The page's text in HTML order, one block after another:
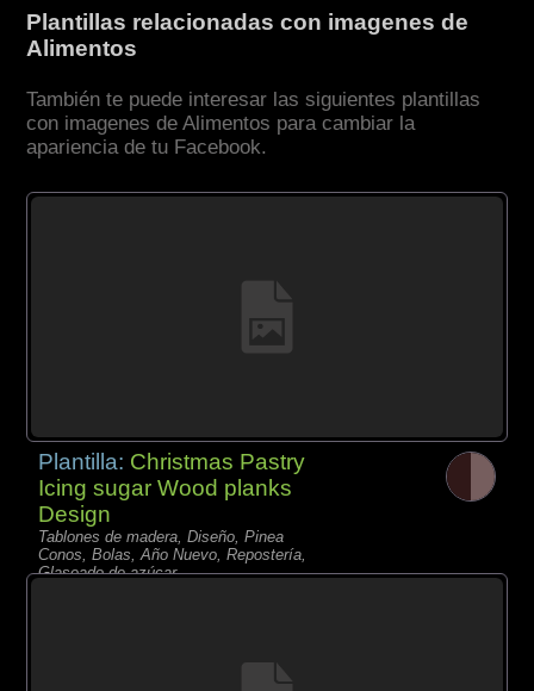
Plantillas relacionadas con imagenes de
Alimentos
También te puede interesar las siguientes plantillas
con imagenes de Alimentos para cambiar la
apariencia de tu Facebook.
Plantilla: Christmas Pastry
Icing sugar Wood planks
Design
Tablones de madera, Diseño, Pinea
Conos, Bolas, Año Nuevo, Repostería,
Glaseado de azúcar,